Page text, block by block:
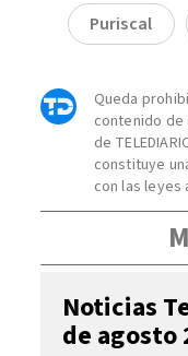
Puriscal
Queda
contenido
de
constituye
con las leyes
Noticias
de agosto